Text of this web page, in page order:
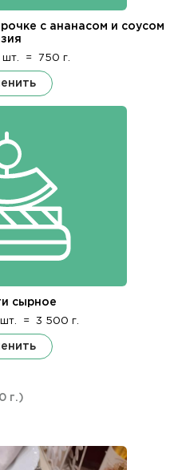
с ананасом и соусом
шт. = 750 г.
сырное
= 3 500 г.
г.)